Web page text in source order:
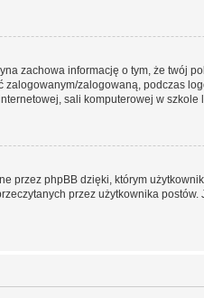
zachowa informację o tym, że twój
zalogowaną, podczas
sali komputerowej w
przez phpBB dzięki, którym
przez użytkownika